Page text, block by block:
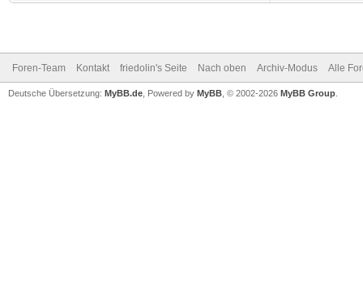
Foren-Team Kontakt friedolin's Seite Nach oben Archiv-Modus Alle
Deutsche Übersetzung: MyBB.de , Powered by MyBB , © 2002-2026 MyBB Group